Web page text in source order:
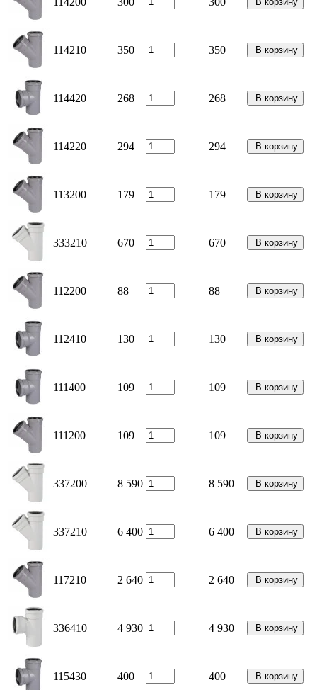
114210 350 350 В корзину
114420 268 268 В корзину
114220 294 294 В корзину
113200 179 179 В корзину
333210 670 670 В корзину
112200 88 88 В корзину
112410 130 130 В корзину
111400 109 109 В корзину
111200 109 109 В корзину
337200 8 590 8 590 В корзину
337210 6 400 6 400 В корзину
117210 2 640 2 640 В корзину
336410 4 930 4 930 В корзину
115430 400 400 В корзину